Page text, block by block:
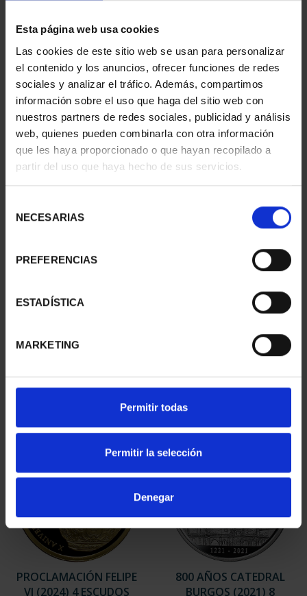
Esta página web usa cookies
Las cookies de este sitio web se usan para personalizar
el contenido y los anuncios, ofrecer funciones de redes
sociales y analizar el tráfico. Además, compartimos
información sobre el uso que haga del sitio web con
nuestros partners de redes sociales, publicidad y análisis
web, quienes pueden combinarla con otra información
que les haya proporcionado o que hayan recopilado a
partir del uso que haya hecho de sus servicios.
NECESARIAS
PREFERENCIAS
ESTADÍSTICA
MARKETING
Permitir todas
Permitir la selección
Denegar
MARGARITA SALAS
(2024) 8 REALES
140,00 €
V Cº CONSEJO DE
ESTADO (2026) 8
REALES
140,00 €
VI (2024) 8 REALES
VI (2024) CINCUENTÍN
PROCLAMACIÓN FELIPE
VI (2024) 4 ESCUDOS
800 AÑOS CATEDRAL
BURGOS (2021) 8